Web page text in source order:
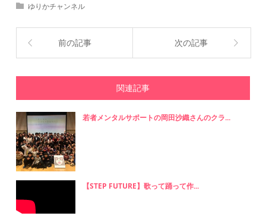
ゆりかチャンネル
前の記事 次の記事
関連記事
若者メンタルサポートの岡田沙織さんのクラ...
【STEP FUTURE】歌って踊って作...